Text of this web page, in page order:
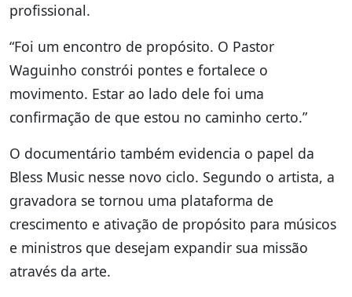
profissional.
“Foi um encontro de propósito. O Pastor
Waguinho constrói pontes e fortalece o
movimento. Estar ao lado dele foi uma
confirmação de que estou no caminho certo.”
O documentário também evidencia o papel da
Bless Music nesse novo ciclo. Segundo o artista, a
gravadora se tornou uma plataforma de
crescimento e ativação de propósito para músicos
e ministros que desejam expandir sua missão
através da arte.